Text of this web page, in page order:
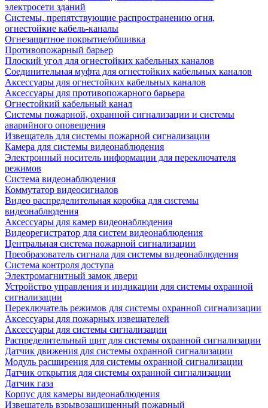
электросети зданий
Системы, препятствующие распространению огня,
огнестойкие кабель-каналы
Огнезащитное покрытие/обшивка
Противопожарный барьер
Плоский угол для огнестойких кабельных каналов
Соединительная муфта для огнестойких кабельных каналов
Аксессуары для огнестойких кабельных каналов
Аксессуары для противопожарного барьера
Огнестойкий кабельный канал
Системы пожарной, охранной сигнализации и системы
аварийного оповещения
Извещатель для системы пожарной сигнализации
Камера для системы видеонаблюдения
Электронный носитель информации для переключателя
режимов
Система видеонаблюдения
Коммутатор видеосигналов
Видео распределительная коробка для системы
видеонаблюдения
Аксессуары для камер видеонаблюдения
Видеорегистратор для систем видеонаблюдения
Центральная система пожарной сигнализации
Преобразователь сигнала для системы видеонаблюдения
Система контроля доступа
Электромагнитный замок двери
Устройство управления и индикации для системы охранной
сигнализации
Переключатель режимов для системы охранной сигнализации
Аксессуары для пожарных извещателей
Аксессуары для системы сигнализации
Распределительный щит для системы охранной сигнализации
Датчик движения для системы охранной сигнализации
Модуль расширения для системы охранной сигнализации
Датчик открытия для системы охранной сигнализации
Датчик газа
Корпус для камеры видеонаблюдения
Извещатель взрывозащищенный пожарный